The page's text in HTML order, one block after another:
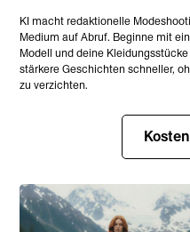
KI macht redaktionelle
Medium auf Abruf. Beginne mit
Modell und deine
stärkere Geschichten schneller,
zu verzichten.